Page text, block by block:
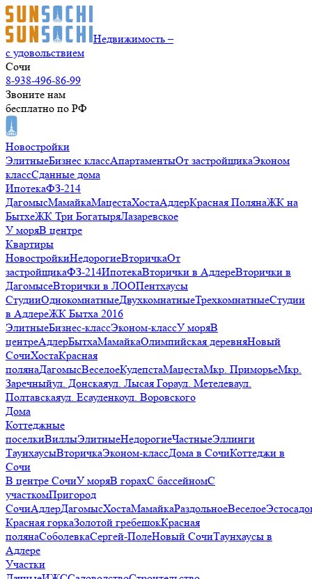
Недвижимость –
с удовольствием
Сочи
8-938-496-86-99
Звоните нам
бесплатно по РФ
Новостройки
ЭлитныеБизнес классАпартаментыОт застройщикаЭконом
классСданные дома
ИпотекаФЗ-214
ДагомысМамайкаМацестаХостаАдлерКрасная ПолянаЖК на
БытхеЖК Три БогатыряЛазаревское
У моряВ центре
Квартиры
НовостройкиНедорогиеВторичкаОт
застройщикаФЗ-214ИпотекаВторички в АдлереВторички в
ДагомысеВторички в ЛООПентхаусы
СтудииОднокомнатныеДвухкомнатныеТрехкомнатныеСтудии
в АдлереЖК Бытха 2016
ЭлитныеБизнес-классЭконом-классУ моряВ
центреАдлерБытхаМамайкаОлимпийская деревняНовый
СочиХостаКрасная
полянаДагомысВеселоеКудепстаМацестаМкр. ПриморьеМкр.
Заречныйул. Донскаяул. Лысая Гораул. Метелеваул.
Полтавскаяул. Есауленкоул. Воровского
Дома
Коттеджные
поселкиВиллыЭлитныеНедорогиеЧастныеЭллинги
ТаунхаусыВторичкаЭконом-классДома в СочиКоттеджи в
Сочи
В центре СочиУ моряВ горахС бассейномС
участкомПригород
СочиАдлерДагомысХостаМамайкаРаздольноеВеселое
Красная горкаЗолотой гребешокКрасная
полянаСоболевкаСергей-ПолеНовый СочиТаунхаусы в
Адлере
Участки